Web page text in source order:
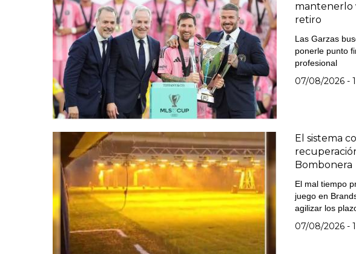
mantenerlo
retiro
Las Garzas
ponerle punto
profesional
07/08/2026 -
El sistema
Bombonera
El mal tiempo
juego en
agilizar los
07/08/2026 -